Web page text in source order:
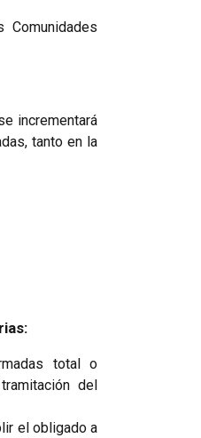
incrementará
tanto en la
total o
del
el obligado a